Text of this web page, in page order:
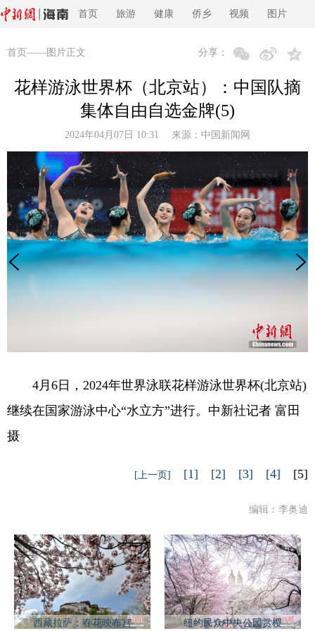
首页 旅游 健康 侨乡 视频 图片
首页 ——图片正文 分享：
花样游泳世界杯（北京站）：中国队摘
集体自由自选金牌(5)
2024年04月07日 10:31 来源： 中国新闻网
4月6日，2024年世界泳联花样游泳世界杯(北京站)
继续在国家游泳中心“水立方”进行。中新社记者 富田
摄
[上一页] [1] [2] [3] [4] [5]
编辑：李奥迪
西藏拉萨：春花映布宫 纽约民众中央公园赏樱